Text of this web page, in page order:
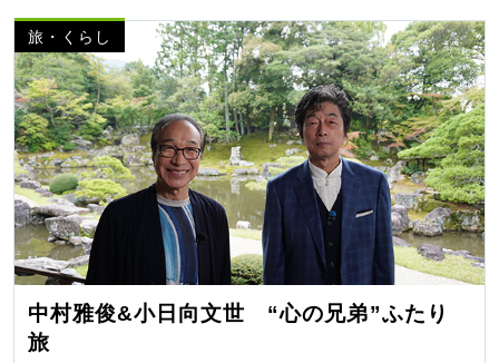
旅・くらし
中村雅俊&小日向文世 “心の兄弟”ふたり
旅